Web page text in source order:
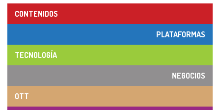
CONTENIDOS
PLATAFORMAS
TECNOLOGÍA
NEGOCIOS
OTT